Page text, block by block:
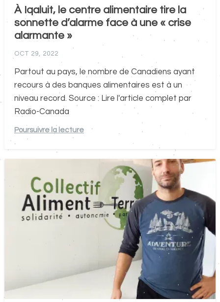
À Iqaluit, le centre alimentaire tire la
sonnette d’alarme face à une « crise
alarmante »
OCT 29, 2022
Partout au pays, le nombre de Canadiens ayant
recours à des banques alimentaires est à un
niveau record. Source : Lire l'article complet par
Radio-Canada
Poursuivre la lecture